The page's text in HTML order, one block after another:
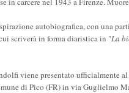
autobiografica, con una
scriverà in forma diaristica in "La
viene presentato ufficialmente
di Pico (FR) in via Guglielmo